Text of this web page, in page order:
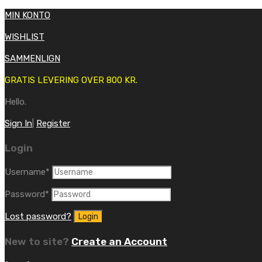
MIN KONTO
WISHLIST
SAMMENLIGN
GRATIS LEVERING OVER 800 KR.
Hello.
Sign In Register
Login
Username*
Password*
Lost password?
New to site? Create an Account